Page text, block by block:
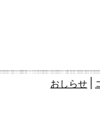
おしらせ